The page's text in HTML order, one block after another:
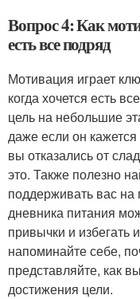
Вопрос 4: Как
есть все подряд
Мотивация играет
когда хочется есть
цель на небольшие
даже если он
вы отказались от
это. Также полезно
поддерживать вас
дневника питания
привычки и избегать
напоминайте себе,
представляйте, как
достижения цели.